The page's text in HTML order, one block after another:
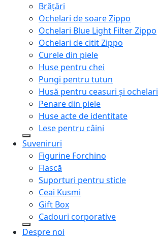
Brățări
Ochelari de soare Zippo
Ochelari Blue Light Filter Zippo
Ochelari de citit Zippo
Curele din piele
Huse pentru chei
Pungi pentru tutun
Husă pentru ceasuri și ochelari
Penare din piele
Huse acte de identitate
Lese pentru câini
Suveniruri
Figurine Forchino
Flască
Suporturi pentru sticle
Ceai Kusmi
Gift Box
Cadouri corporative
Despre noi